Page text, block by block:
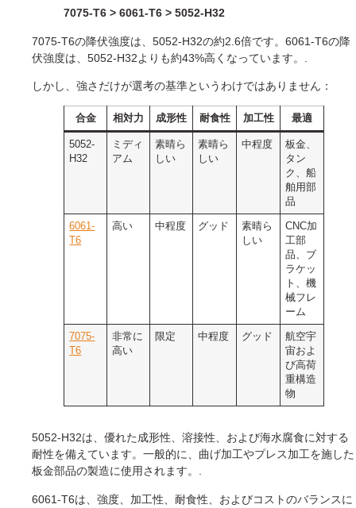
7075-T6 > 6061-T6 > 5052-H32
7075-T6の降伏強度は、5052-H32の約2.6倍です。6061-T6の降
伏強度は、5052-H32よりも約43%高くなっています。.
しかし、強さだけが選考の基準というわけではありません：
合金 相対力 成形性 耐食性 加工性 最適
5052-
H32
ミディ
アム
素晴ら
しい
素晴ら
しい
中程度
板金、
タン
ク、船
舶用部
品
6061-
T6
高い 中程度 グッド
素晴ら
しい
CNC加
工部
品、ブ
ラケッ
ト、機
械フレ
ーム
7075-
T6
非常に
高い
限定 中程度 グッド
航空宇
宙およ
び高荷
重構造
物
5052-H32は、優れた成形性、溶接性、および海水腐食に対する
耐性を備えています。一般的に、曲げ加工やプレス加工を施した
板金部品の製造に使用されます。.
6061-T6は、強度、加工性、耐食性、およびコストのバランスに